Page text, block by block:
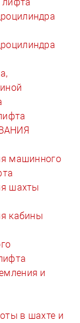
машинного
шахты
кабины
и
в шахте и